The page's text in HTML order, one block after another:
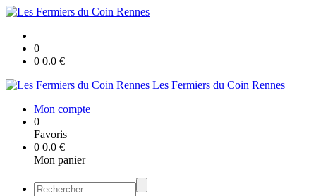
0
0 0.0 €
Les Fermiers du Coin Rennes
Mon compte
0
Favoris
0 0.0 €
Mon panier